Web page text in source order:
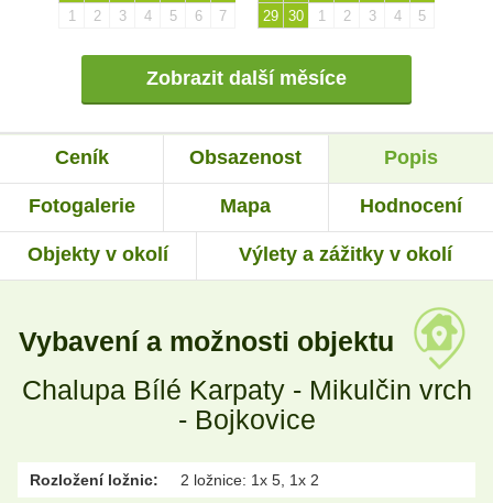
1
2 3 4 5 6 7
29 30 1 2 3 4 5
Zobrazit další měsíce
Ceník Obsazenost Popis
Fotogalerie Mapa Hodnocení
Objekty v okolí Výlety a zážitky v okolí
Vybavení a možnosti objektu
Chalupa Bílé Karpaty - Mikulčin vrch
- Bojkovice
Rozložení ložnic:
2 ložnice: 1x 5, 1x 2